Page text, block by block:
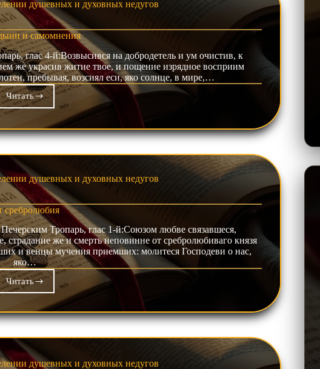
душевных и духовных недугов
и самомнения
глас 4-й:Возвысився на добродетель и ум очистив, к
же украсив житие твое, и пощение изрядное восприим
пребывая, возсиял еси, яко солнце, в мире,…
Читать
От
гордыни
самомнения
душевных и духовных недугов
сребролюбия
Тропарь, глас 1-й:Союзом любве связавшеся,
страдание же и смерть неповинне от сребролюбиваго князя
и венцы мучения приемших: молитеся Господеви о нас,
яко…
Читать
От
сребролюбия
душевных и духовных недугов